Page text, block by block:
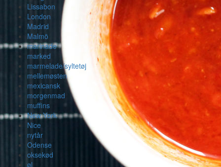
Lissabon
London
Madrid
Malmö
marinade
marked
marmelade/syltetøj
mellemøsten
mexicansk
morgenmad
muffins
New York
Nice
nytår
Odense
oksekød
øl